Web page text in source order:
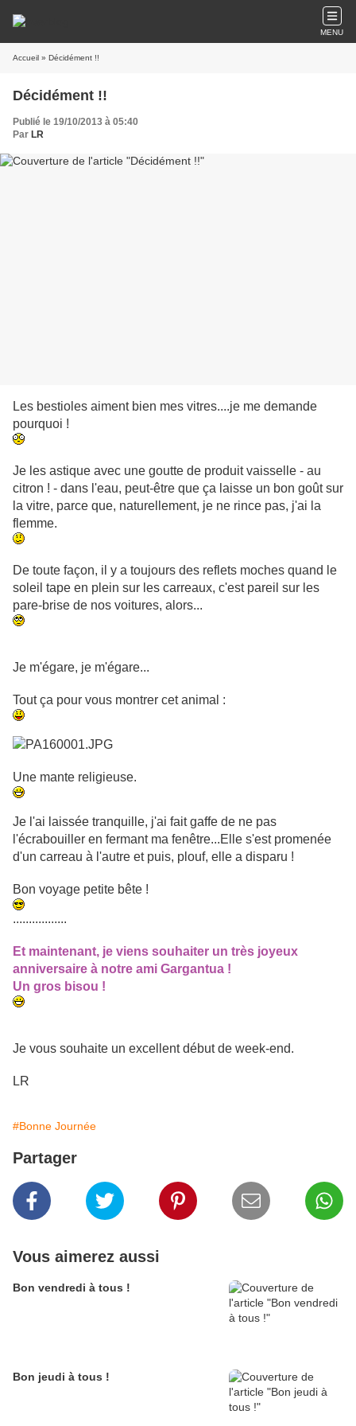
MENU
Accueil » Décidément !!
Décidément !!
Publié le 19/10/2013 à 05:40
Par LR
Les bestioles aiment bien mes vitres....je me demande
pourquoi !
Je les astique avec une goutte de produit vaisselle - au
citron ! - dans l'eau, peut-être que ça laisse un bon goût sur
la vitre, parce que, naturellement, je ne rince pas, j'ai la
flemme.
De toute façon, il y a toujours des reflets moches quand le
soleil tape en plein sur les carreaux, c'est pareil sur les
pare-brise de nos voitures, alors...
Je m'égare, je m'égare...
Tout ça pour vous montrer cet animal :
Une mante religieuse.
Je l'ai laissée tranquille, j'ai fait gaffe de ne pas
l'écrabouiller en fermant ma fenêtre...Elle s'est promenée
d'un carreau à l'autre et puis, plouf, elle a disparu !
Bon voyage petite bête !
.................
Et maintenant, je viens souhaiter un très joyeux
anniversaire à notre ami Gargantua !
Un gros bisou !
Je vous souhaite un excellent début de week-end.
LR
#Bonne Journée
Partager
Vous aimerez aussi
Bon vendredi à tous !
Bon jeudi à tous !